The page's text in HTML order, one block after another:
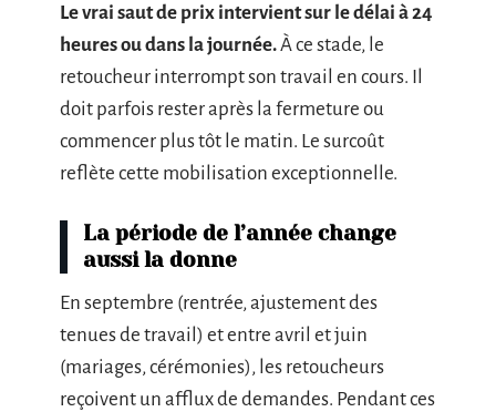
Le vrai saut de prix intervient sur le délai à 24
heures ou dans la journée.À ce stade, le
retoucheur interrompt son travail en cours. Il
doit parfois rester après la fermeture ou
commencer plus tôt le matin. Le surcoût
reflète cette mobilisation exceptionnelle.
La période de l’année change
aussi la donne
En septembre (rentrée, ajustement des
tenues de travail) et entre avril et juin
(mariages, cérémonies), les retoucheurs
reçoivent un afflux de demandes. Pendant ces